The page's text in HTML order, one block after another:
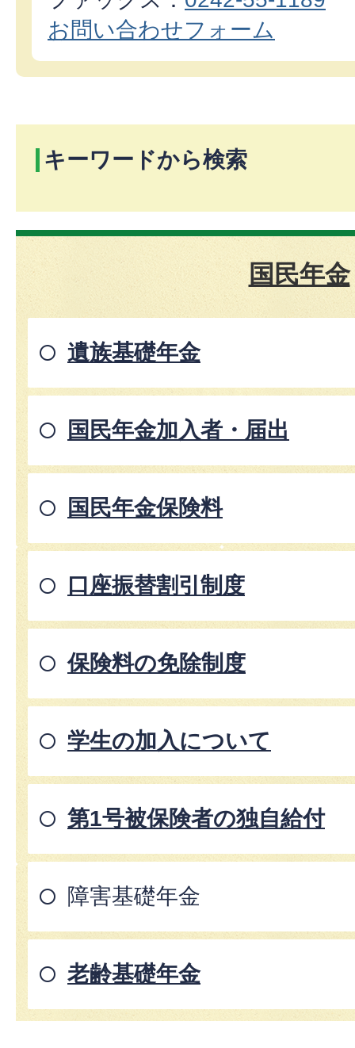
お問い合わせフォーム
キーワードから検索
国民年金
遺族基礎年金
国民年金加入者・届出
国民年金保険料
口座振替割引制度
保険料の免除制度
学生の加入について
第1号被保険者の独自給付
障害基礎年金
老齢基礎年金